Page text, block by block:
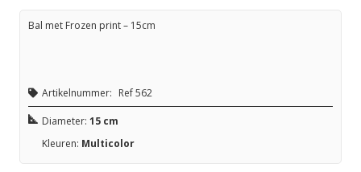
Bal met Frozen print – 15cm
Artikelnummer: Ref 562
Diameter: 15 cm
Kleuren: Multicolor